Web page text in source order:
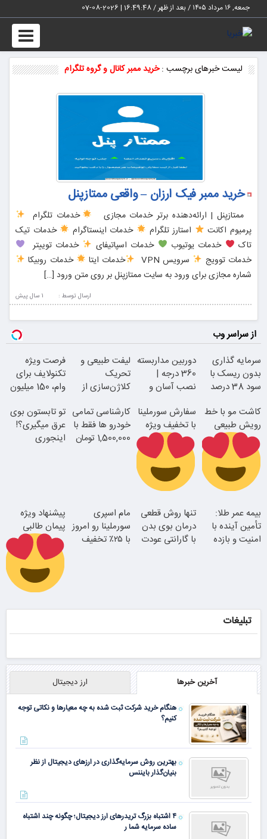
جمعه, ۱۶ مرداد ۱۴۰۵ / بعد از ظهر / 16:49:48
|
2026-08-07
Toggle
لیست خبرهای برچسب :خرید ممبر کانال و گروه تلگرام
خرید ممبر فیک ارزان – واقعی ممتازپنل
ممتازپنل | ارائه‌دهنده برتر خدمات مجازی
خدمات تلگرام
پرمیوم اکانت
استارز تلگرام خدمات اینستاگرام
خدمات تیک
تاک
خدمات یوتیوب خدمات اسپاتیفای
خدمات توییتر
خدمات توویج
سرویس VPN خدمات ایتا
خدمات روبیکا
شماره مجازی برای ورود به سایت ممتازپنل بر روی متن ورود […]
1 سال پيش ارسال توسط :
از سراسر وب
سرمایه گذاری
بدون ریسک با
سود 38 درصد
دوربین مداربسته
360 درجه |
نصب آسان و
لیفت طبیعی و
تحریک
کلاژن‌سازی از
24ماه ماندگاری
فرصت ویژه
تکنولایف برای
وام، 150 میلیون
کاشت مو با خط
رویش طبیعی
بهره
سفارش سورملینا
با تخفیف ویژه
2 دقیقه!
کارشناسی تمامی
خودرو ها فقط با
1,500,000 تومان
تو تابستون بوی
عرق میگیری؟!
اینجوری
بیمه عمر طلا:
تأمین آینده با
امنیت و بازده
تنها روش قطعی
درمان بوی بدن
با گارانتی عودت
مام اسپری
سورملینا رو امروز
با ۲۵٪ تخفیف
پیشنهاد ویژه
پیمان طالبی
تبلیغات
آخرین خبرها ارز دیجیتال
هنگام خرید شرکت ثبت شده به چه معیارها و نکاتی توجه
کنیم؟
بهترین روش سرمایه‌گذاری در ارزهای دیجیتال از نظر
بنیان‌گذار بایننس
۴ اشتباه بزرگ تریدرهای ارز دیجیتال؛ چگونه چند اشتباه
ساده سرمایه شما ر